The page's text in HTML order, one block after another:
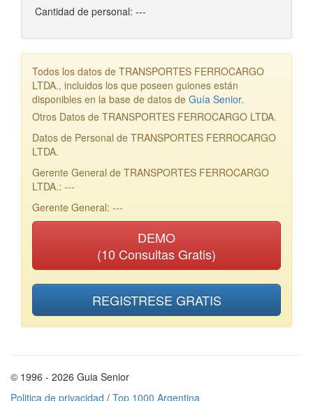
Cantidad de personal: ---
Todos los datos de TRANSPORTES FERROCARGO
LTDA., incluidos los que poseen guiones están
disponibles en la base de datos de Guía Senior.
Otros Datos de TRANSPORTES FERROCARGO LTDA.
Datos de Personal de TRANSPORTES FERROCARGO
LTDA.
Gerente General de TRANSPORTES FERROCARGO
LTDA.: ---
Gerente General: ---
DEMO
(10 Consultas Gratis)
REGISTRESE GRATIS
© 1996 - 2026 Guia Senior
Politica de privacidad / Top 1000 Argentina